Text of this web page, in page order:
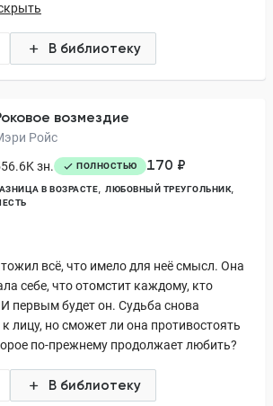
В библиотеку
возмездие
Ройс
зн.
ПОЛНОСТЬЮ 170 ₽
В ВОЗРАСТЕ
ЛЮБОВНЫЙ ТРЕУГОЛЬНИК
всё, что имело для неё смысл. Она
себе, что отомстит каждому, кто
первым будет он. Судьба снова
лицу, но сможет ли она противостоять
по-прежнему продолжает любить?
В библиотеку